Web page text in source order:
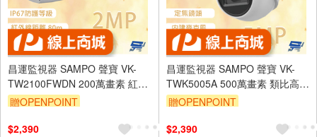
昌運監視器 SAMPO 聲寶 VK-
TW2100FWDN 200萬畫素 紅外
線槍型攝影機 紅外線距離80m
贈OPENPOINT
$2,390
昌運監視器 SAMPO 聲寶 VK-
TWK5005A 500萬畫素 類比高清
紅外線半球攝影機 內建麥克風
贈OPENPOINT
$2,390